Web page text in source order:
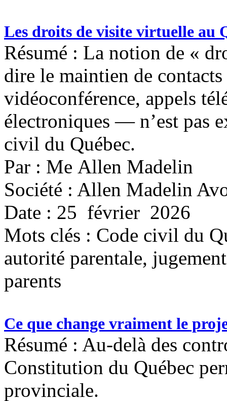
Les droits de visite virtuelle au
Résumé : La notion de «
dire le maintien de
vidéoconférence, appels
électroniques — n’est pas
civil du Québec.
Par : Me Allen Madelin
Société : Allen Madelin
Date : 25 février 2026
Mots clés : Code civil du
autorité parentale,
parents
Ce que change vraiment le
Résumé : Au-delà des
Constitution du Québec
provinciale.